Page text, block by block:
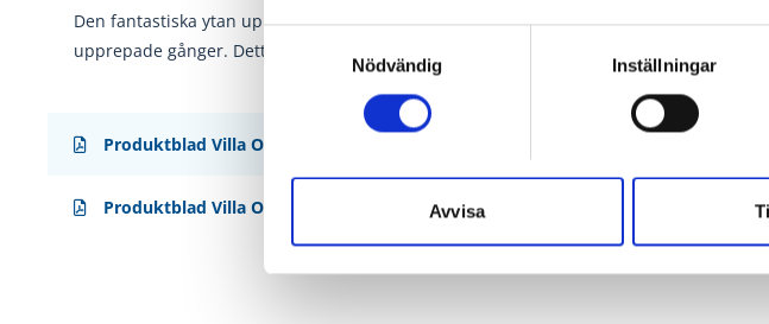
Nödvändig
Inställningar
Avvisa
Den fantastiska ytan uppnås genom en unikprocess där träprofilerna slipas, spacklas
upprepade gånger. Detta resulterar i
Produktblad Villa Original
Produktblad Villa Original (inåtgående)